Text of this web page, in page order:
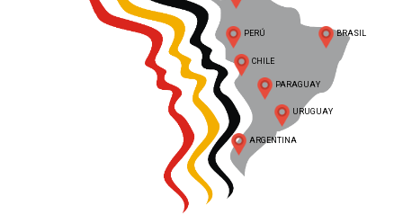
CHILE
URUGUAY
ARGENTINA
BRASIL
PARAGUAY
PERÚ